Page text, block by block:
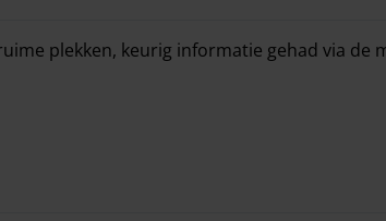
plekken, keurig informatie gehad via de